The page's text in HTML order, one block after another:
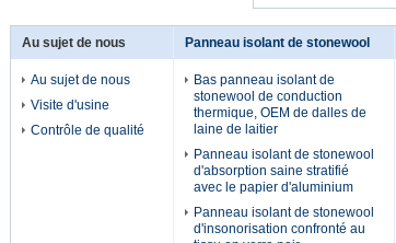
Au sujet de nous
Au sujet de nous
Visite d'usine
Contrôle de qualité
Panneau isolant de stonewool
Bas panneau isolant de
stonewool de conduction
thermique, OEM de dalles de
laine de laitier
Panneau isolant de stonewool
d'absorption saine stratifié
avec le papier d'aluminium
Panneau isolant de stonewool
d'insonorisation confronté au